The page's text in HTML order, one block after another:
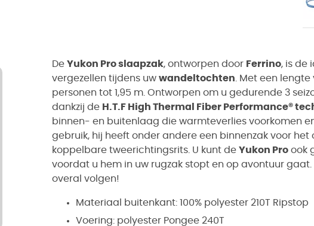
De Yukon Pro slaapzak, ontworpen door Ferrino, is de
vergezellen tijdens uw wandeltochten . Met een
personen tot 1,95 m. Ontworpen om u gedurende 3
dankzij de H.T.F High Thermal Fiber Performance®
binnen- en buitenlaag die warmteverlies voorkomen
gebruik, hij heeft onder andere een binnenzak voor
koppelbare tweerichtingsrits. U kunt de Yukon Pro ook
voordat u hem in uw rugzak stopt en op avontuur
overal volgen!
Materiaal buitenkant: 100% polyester 210T Ripstop
Voering: polyester Pongee 240T